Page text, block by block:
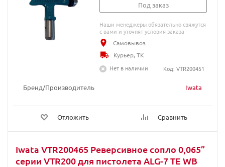
Бренд/Производитель Iwata
Отложить Сравнить
Под заказ
Наши менеджеры обязательно свяжутся
с вами и уточнят условия заказа
Самовывоз
Курьер, ТК
Нет в наличии
Код: VTR200451
Iwata VTR200465 Реверсивное сопло 0,065”
серии VTR200 для пистолета ALG-7 TE WB